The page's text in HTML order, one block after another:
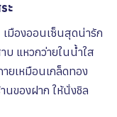
ะ
เมืองออนเซ็นสุดน่ารัก
บ แหวกว่ายในน้ำใส
ยเหมือนเกล็ดทอง
นของฝาก ให้นั่งชิล